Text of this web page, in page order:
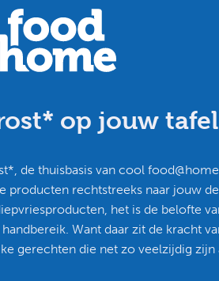
op jouw
de thuisbasis van cool
producten rechtstreeks naar jouw
het is de belofte
Want daar zit de kracht
gerechten die net zo veelzijdig